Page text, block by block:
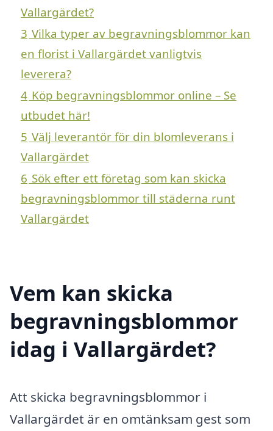
Vallargärdet?
3 Vilka typer av begravningsblommor kan
en florist i Vallargärdet vanligtvis
leverera?
4 Köp begravningsblommor online – Se
utbudet här!
5 Välj leverantör för din blomleverans i
Vallargärdet
6 Sök efter ett företag som kan skicka
begravningsblommor till städerna runt
Vallargärdet
Vem kan skicka
begravningsblommor
idag i Vallargärdet?
Att skicka begravningsblommor i
Vallargärdet är en omtänksam gest som